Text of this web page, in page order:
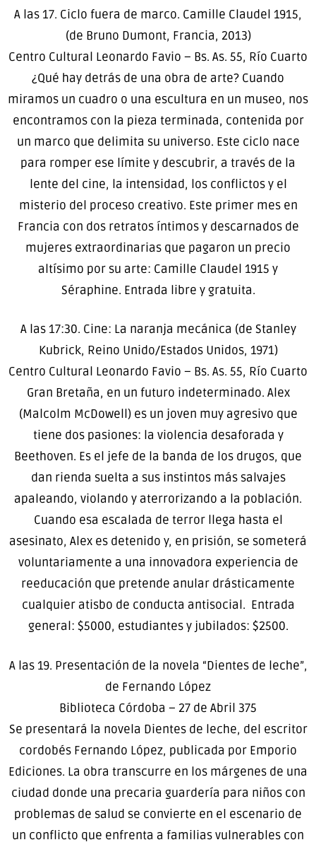
A las 17. Ciclo fuera de marco. Camille Claudel 1915,
(de Bruno Dumont, Francia, 2013)
Centro Cultural Leonardo Favio – Bs. As. 55, Río Cuarto
¿Qué hay detrás de una obra de arte? Cuando
miramos un cuadro o una escultura en un museo, nos
encontramos con la pieza terminada, contenida por
un marco que delimita su universo. Este ciclo nace
para romper ese límite y descubrir, a través de la
lente del cine, la intensidad, los conflictos y el
misterio del proceso creativo. Este primer mes en
Francia con dos retratos íntimos y descarnados de
mujeres extraordinarias que pagaron un precio
altísimo por su arte: Camille Claudel 1915 y
Séraphine. Entrada libre y gratuita.
A las 17:30. Cine: La naranja mecánica (de Stanley
Kubrick, Reino Unido/Estados Unidos, 1971)
Centro Cultural Leonardo Favio – Bs. As. 55, Río Cuarto
Gran Bretaña, en un futuro indeterminado. Alex
(Malcolm McDowell) es un joven muy agresivo que
tiene dos pasiones: la violencia desaforada y
Beethoven. Es el jefe de la banda de los drugos, que
dan rienda suelta a sus instintos más salvajes
apaleando, violando y aterrorizando a la población.
Cuando esa escalada de terror llega hasta el
asesinato, Alex es detenido y, en prisión, se someterá
voluntariamente a una innovadora experiencia de
reeducación que pretende anular drásticamente
cualquier atisbo de conducta antisocial. Entrada
general: $5000, estudiantes y jubilados: $2500.
A las 19. Presentación de la novela “Dientes de leche”,
de Fernando López
Biblioteca Córdoba – 27 de Abril 375
Se presentará la novela Dientes de leche, del escritor
cordobés Fernando López, publicada por Emporio
Ediciones. La obra transcurre en los márgenes de una
ciudad donde una precaria guardería para niños con
problemas de salud se convierte en el escenario de
un conflicto que enfrenta a familias vulnerables con